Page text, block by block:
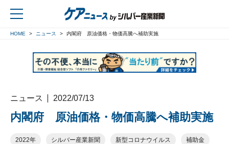
HOME ニュース 内閣府 原油価格・物価高騰へ補助実施
ニュース 2022/07/13
内閣府 原油価格・物価高騰へ補助実施
2022年 シルバー産業新聞 新型コロナウイルス 補助金